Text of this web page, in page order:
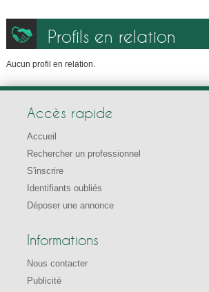
Profils en relation
Aucun profil en relation.
Accès rapide
Accueil
Rechercher un professionnel
S'inscrire
Identifiants oubliés
Déposer une annonce
Informations
Nous contacter
Publicité